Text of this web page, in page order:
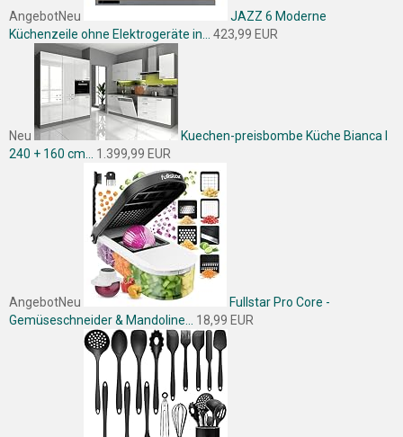
AngebotNeu
JAZZ 6 Moderne
Küchenzeile ohne Elektrogeräte in...
423,99 EUR
Neu
Kuechen-preisbombe Küche Bianca I
240 + 160 cm...
1.399,99 EUR
AngebotNeu
Fullstar Pro Core -
Gemüseschneider & Mandoline...
18,99 EUR